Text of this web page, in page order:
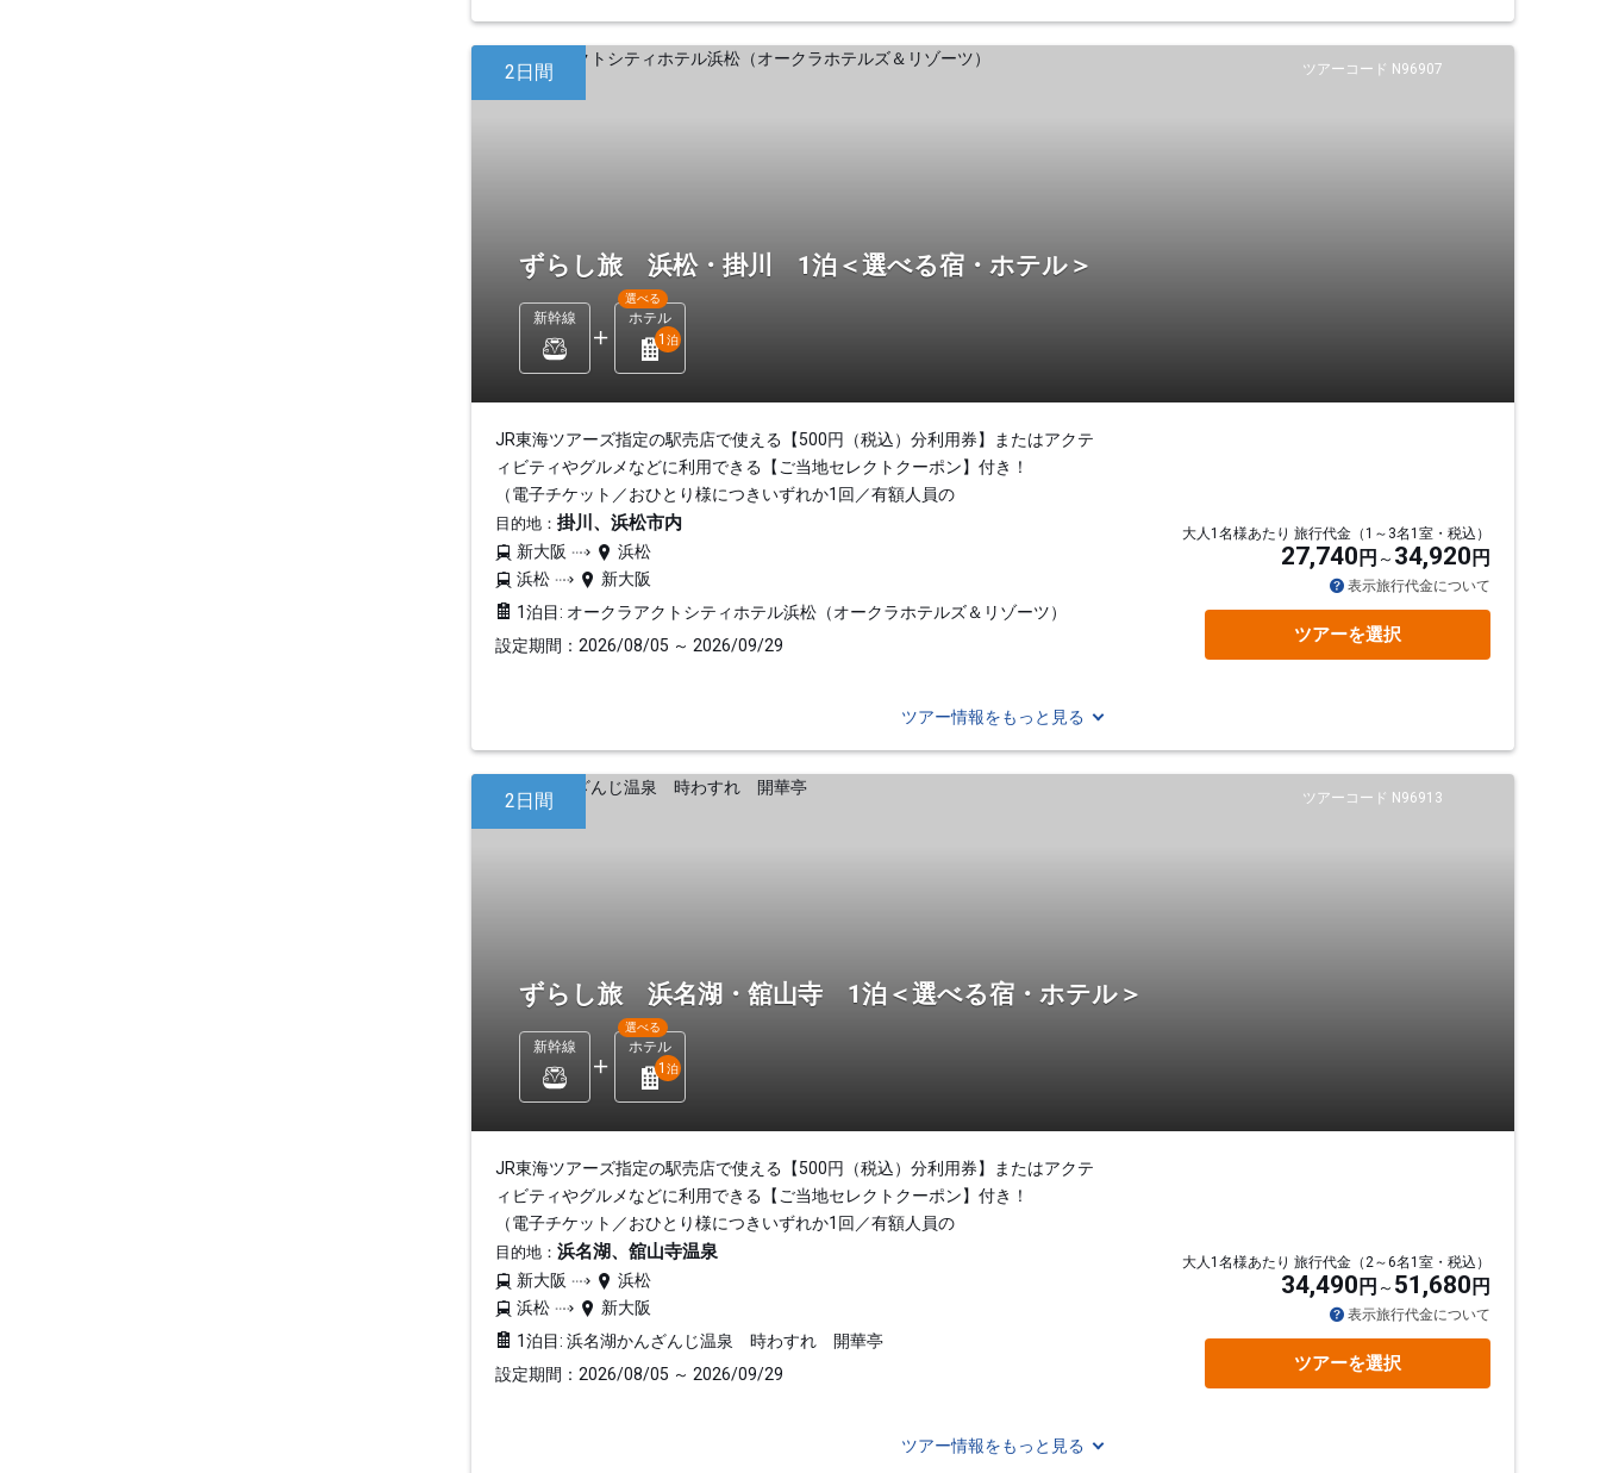
ツアーコード N96907
2日間
ずらし旅 浜松・掛川 1泊＜選べる宿・ホテル＞
新幹線 ホテル
選べる
1 泊
JR東海ツアーズ指定の駅売店で使える【500円（税込）分利用券】またはアクテ
ィビティやグルメなどに利用できる【ご当地セレクトクーポン】付き！
（電子チケット／おひとり様につきいずれか1回／有額人員の
目的地： 掛川、浜松市内
新大阪
浜松
浜松
新大阪
1泊目: オークラアクトシティホテル浜松（オークラホテルズ＆リゾーツ）
設定期間：2026/08/05 ～ 2026/09/29
大人1名様あたり 旅行代金（1～3名1室・税込）
27,740 円 34,920 円
表示旅行代金について
ツアーを選択
ツアー情報をもっと見る
ツアーコード N96913
2日間
ずらし旅 浜名湖・舘山寺 1泊＜選べる宿・ホテル＞
新幹線 ホテル
選べる
1 泊
JR東海ツアーズ指定の駅売店で使える【500円（税込）分利用券】またはアクテ
ィビティやグルメなどに利用できる【ご当地セレクトクーポン】付き！
（電子チケット／おひとり様につきいずれか1回／有額人員の
目的地： 浜名湖、舘山寺温泉
新大阪
浜松
浜松
新大阪
1泊目: 浜名湖かんざんじ温泉 時わすれ 開華亭
設定期間：2026/08/05 ～ 2026/09/29
大人1名様あたり 旅行代金（2～6名1室・税込）
34,490 円 51,680 円
表示旅行代金について
ツアーを選択
ツアー情報をもっと見る